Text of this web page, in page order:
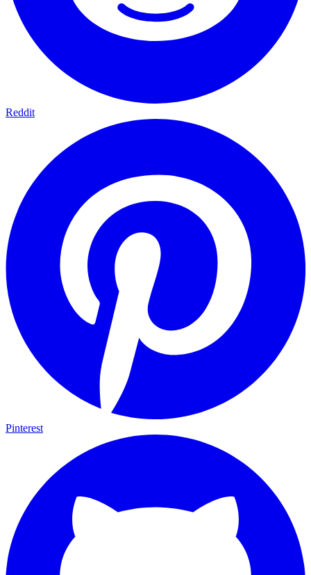
Reddit
Pinterest